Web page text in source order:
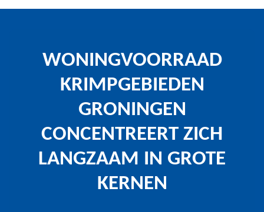
WONINGVOORRAAD
KRIMPGEBIEDEN
GRONINGEN
CONCENTREERT ZICH
LANGZAAM IN GROTE
KERNEN